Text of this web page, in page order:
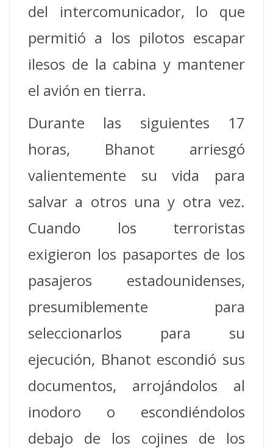
del intercomunicador, lo que
permitió a los pilotos escapar
ilesos de la cabina y mantener
el avión en tierra.
Durante las siguientes 17
horas, Bhanot arriesgó
valientemente su vida para
salvar a otros una y otra vez.
Cuando los terroristas
exigieron los pasaportes de los
pasajeros estadounidenses,
presumiblemente para
seleccionarlos para su
ejecución, Bhanot escondió sus
documentos, arrojándolos al
inodoro o escondiéndolos
debajo de los cojines de los